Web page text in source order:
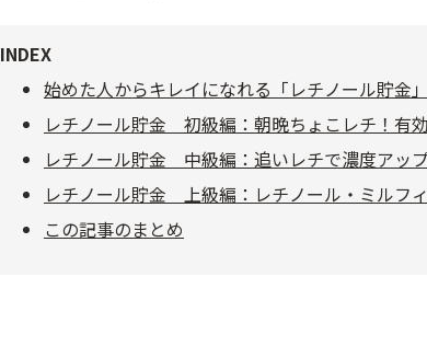
INDEX
始めた人からキレイになれる「レチノール貯金
レチノール貯金 初級編：朝晩ちょこレチ！有
レチノール貯金 中級編：追いレチで濃度アッ
レチノール貯金 上級編：レチノール・ミルフ
この記事のまとめ